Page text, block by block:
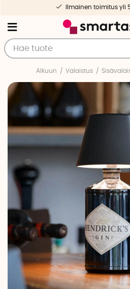
Ilmainen toimitus yli
Alkuun Valaistus